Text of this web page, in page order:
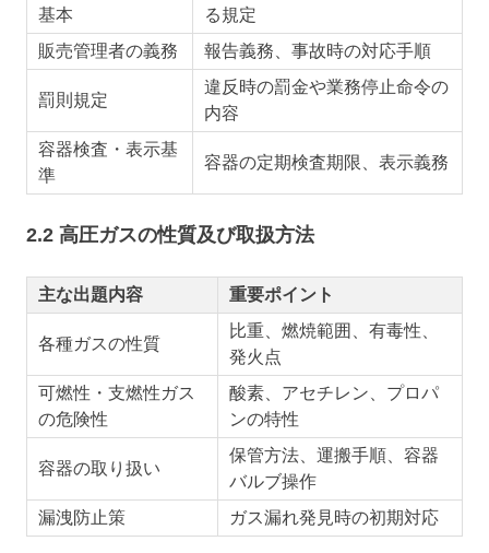
基本
る規定
販売管理者の義務
報告義務、事故時の対応手順
罰則規定
違反時の罰金や業務停止命令の
内容
容器検査・表示基
準
容器の定期検査期限、表示義務
2.2 高圧ガスの性質及び取扱方法
主な出題内容 重要ポイント
各種ガスの性質
比重、燃焼範囲、有毒性、
発火点
可燃性・支燃性ガス
の危険性
酸素、アセチレン、プロパ
ンの特性
容器の取り扱い
保管方法、運搬手順、容器
バルブ操作
漏洩防止策
ガス漏れ発見時の初期対応